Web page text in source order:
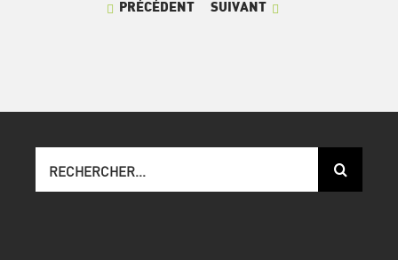
PRÉCÉDENT SUIVANT
sur